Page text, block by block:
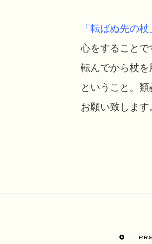
「転ばぬ先の杖
心をすることで
転んでから杖
ということ。類
お願い致します